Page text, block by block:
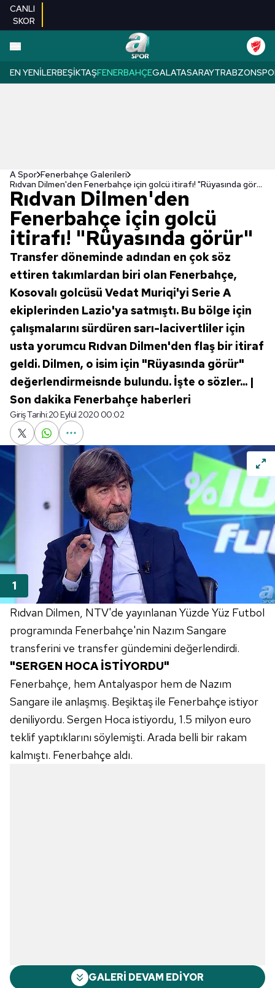
CANLI
SKOR
EN YENILERBEŞIKTAŞFENERBAHÇEGALATASARAY
A Spor Fenerbahçe Galerileri
Rıdvan Dilmen'den Fenerbahçe için golcü itirafı! "Rüyasında görür"
Rıdvan Dilmen'den
Fenerbahçe için golcü
itirafı! "Rüyasında görür"
Transfer döneminde adından en çok söz
ettiren takımlardan biri olan Fenerbahçe,
Kosovalı golcüsü Vedat Muriqi'yi Serie A
ekiplerinden Lazio'ya satmıştı. Bu bölge için
çalışmalarını sürdüren sarı-lacivertliler için
usta yorumcu Rıdvan Dilmen'den flaş bir itiraf
geldi. Dilmen, o isim için "Rüyasında görür"
değerlendirmeisnde bulundu. İşte o sözler... |
Son dakika Fenerbahçe haberleri
Giriş Tarihi:20 Eylül 2020 00:02
Rıdvan Dilmen, NTV'de yayınlanan Yüzde Yüz Futbol
programında Fenerbahçe'nin Nazım Sangare
transferini ve transfer gündemini değerlendirdi.
"SERGEN HOCA İSTİYORDU"
Fenerbahçe, hem Antalyaspor hem de Nazım
Sangare ile anlaşmış. Beşiktaş ile Fenerbahçe istiyor
deniliyordu. Sergen Hoca istiyordu, 1.5 milyon euro
teklif yaptıklarını söylemişti. Arada belli bir rakam
kalmıştı. Fenerbahçe aldı.
GALERİ DEVAM EDİYOR